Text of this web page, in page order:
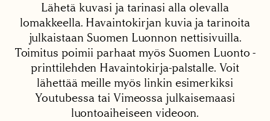
Lähetä kuvasi ja tarinasi alla olevalla
lomakkeella. Havaintokirjan kuvia ja tarinoita
julkaistaan Suomen Luonnon nettisivuilla.
Toimitus poimii parhaat myös Suomen Luonto -
printtilehden Havaintokirja-palstalle. Voit
lähettää meille myös linkin esimerkiksi
Youtubessa tai Vimeossa julkaisemaasi
luontoaiheiseen videoon.